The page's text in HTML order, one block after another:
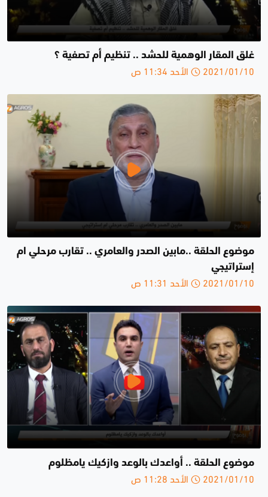
غلق المقار الوهمية للحشد .. تنظيم أم تصفية ؟
2021/01/10 الأحد 11:34 ص
موضوع الحلقة ..مابين الصدر والعامري .. تقارب مرحلي ام
إستراتيجي
2021/01/10 الأحد 11:31 ص
موضوع الحلقة .. أواعدك بالوعد وازكيك يامظلوم
2021/01/10 الأحد 11:28 ص